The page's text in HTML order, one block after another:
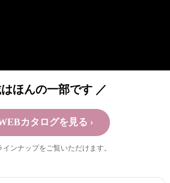
ほんの一部です ／
カタログを見る ›
インナップをご覧いただけます。